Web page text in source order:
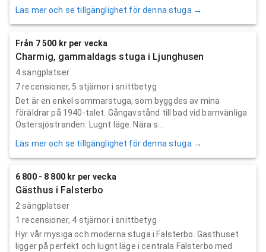
Läs mer och se tillgänglighet för denna stuga →
Från 7 500 kr per vecka
Charmig, gammaldags stuga i Ljunghusen
4 sängplatser
7recensioner, 5 stjärnor i snittbetyg
Det är en enkel sommarstuga, som byggdes av mina
föräldrar på 1940-talet. Gångavstånd till bad vid barnvänliga
Östersjöstranden. Lugnt läge. Nära s...
Läs mer och se tillgänglighet för denna stuga →
6 800 - 8 800 kr per vecka
Gästhus i Falsterbo
2 sängplatser
1 recensioner, 4 stjärnor i snittbetyg
Hyr vår mysiga och moderna stuga i Falsterbo. Gästhuset
ligger på perfekt och lugnt läge i centrala Falsterbo med